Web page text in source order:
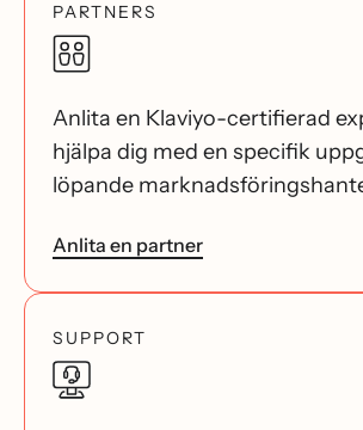
PARTNERS
Anlita en Klaviyo-certifierad
hjälpa dig med en specifik
löpande
Anlita en partner
SUPPORT